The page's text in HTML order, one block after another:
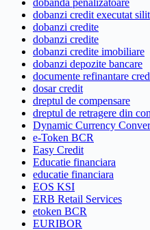
dobanda penalizatoare
dobanzi credit executat silit
dobanzi credite
dobanzi credite
dobanzi credite imobiliare
dobanzi depozite bancare
documente refinantare
dosar credit
dreptul de compensare
dreptul de retragere din
Dynamic Currency
e-Token BCR
Easy Credit
Educatie financiara
educatie financiara
EOS KSI
ERB Retail Services
etoken BCR
EURIBOR